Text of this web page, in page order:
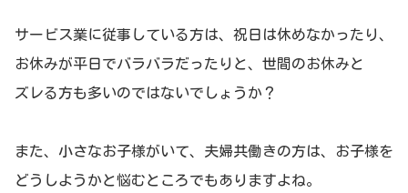
サービス業に従事している方は、祝日は休めなかったり、
お休みが平日でバラバラだったりと、世間のお休みと
ズレる方も多いのではないでしょうか？
また、小さなお子様がいて、夫婦共働きの方は、お子様を
どうしようかと悩むところでもありますよね。